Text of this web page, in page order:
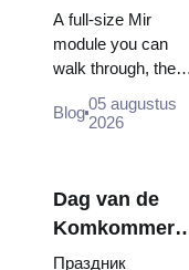
VDNKh:
Binnen de
Grootste
Ruimte-
tentoonstelling
A full-size Mir
module you can
walk through, the
model, scorched
flight...
Blog05 augustus
2026
Dag van de
Komkommer
in Soezdal
Праздник